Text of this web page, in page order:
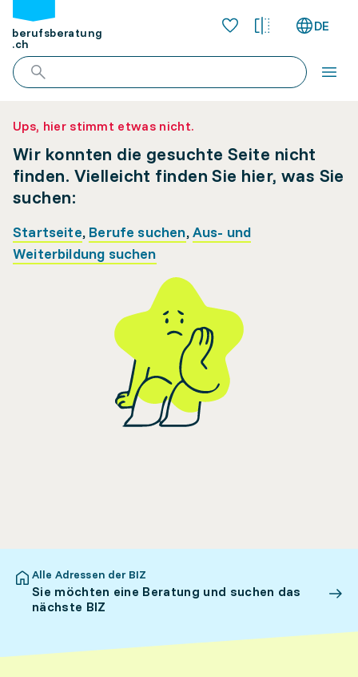
berufsberatung
.ch
DE
Ups, hier stimmt etwas nicht.
Wir konnten die gesuchte Seite nicht
finden. Vielleicht finden Sie hier, was Sie
suchen:
Startseite, Berufe suchen,Aus- und
Weiterbildung suchen
Alle Adressen der BIZ
Sie möchten eine Beratung und suchen das
nächste BIZ